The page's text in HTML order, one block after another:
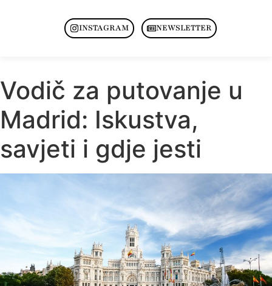
INSTAGRAM NEWSLETTER
Vodič za putovanje u
Madrid: Iskustva,
savjeti i gdje jesti